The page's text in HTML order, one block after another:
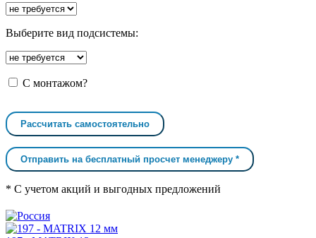
Выберите вид подсистемы:
С монтажом?
Рассчитать самостоятельно
Отправить на бесплатный просчет менеджеру *
* С учетом акций и выгодных предложений